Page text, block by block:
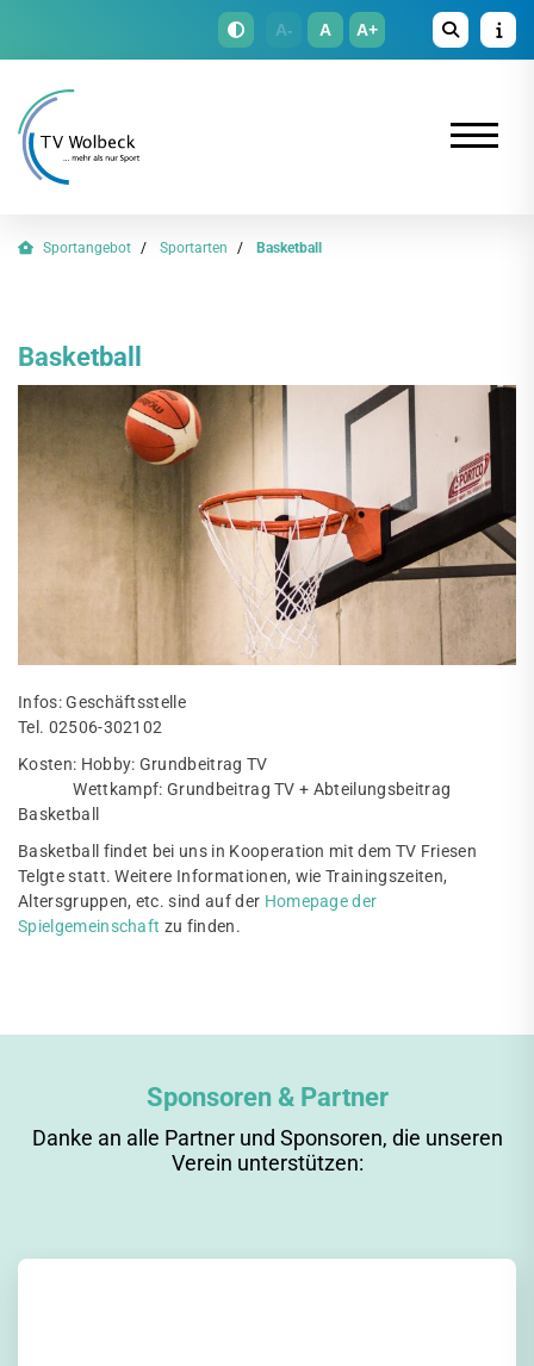
A- A A+
Sportangebot Sportarten Basketball
Basketball
Infos: Geschäftsstelle
Tel. 02506-302102
Kosten: Hobby: Grundbeitrag TV
Wettkampf: Grundbeitrag TV + Abteilungsbeitrag
Basketball
Basketball findet bei uns in Kooperation mit dem TV Friesen
Telgte statt. Weitere Informationen, wie Trainingszeiten,
Altersgruppen, etc. sind auf der Homepage der
Spielgemeinschaft zu finden.
Sponsoren & Partner
Danke an alle Partner und Sponsoren, die unseren
Verein unterstützen: